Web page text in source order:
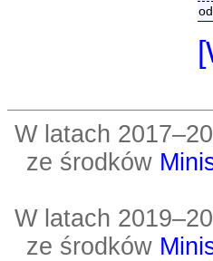
W latach
ze środków
W latach
ze środków